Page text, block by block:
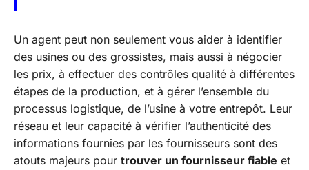
Un agent peut non seulement vous aider à identifier
des usines ou des grossistes, mais aussi à négocier
les prix, à effectuer des contrôles qualité à différentes
étapes de la production, et à gérer l’ensemble du
processus logistique, de l’usine à votre entrepôt. Leur
réseau et leur capacité à vérifier l’authenticité des
informations fournies par les fournisseurs sont des
atouts majeurs pour trouver un fournisseur fiable et